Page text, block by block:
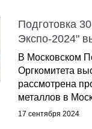
Подготовка
Экспо-2024"
В Московском
Оргкомитета
рассмотрена
металлов в
17 сентября 2024